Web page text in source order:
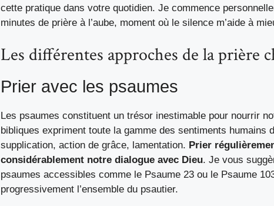
cette pratique dans votre quotidien. Je commence
minutes de prière à l’aube, moment où le silence m’aide à
Les différentes approches de la prière
Prier avec les psaumes
Les psaumes constituent un trésor inestimable pour nourrir
bibliques expriment toute la gamme des sentiments humains
supplication, action de grâce, lamentation. Prier
considérablement notre dialogue avec Dieu. Je vous
psaumes accessibles comme le Psaume 23 ou le Psaume
progressivement l’ensemble du psautier.